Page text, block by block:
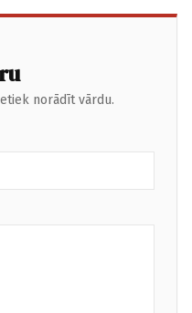
norādīt vārdu.